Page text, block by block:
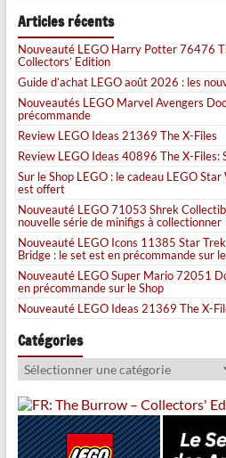
Articles récents
Nouveauté LEGO Harry Potter 76476
Collectors’ Edition
Guide d’achat LEGO août 2026 : les
Nouveautés LEGO Marvel Avengers
précommande
Review LEGO Ideas 21369 The X-Files
Review LEGO Ideas 40896 The X-Files:
Sur le Shop LEGO : le cadeau LEGO
est offert
Nouveauté LEGO 71053 Shrek
nouvelle série de minifigs à collectionner
Nouveauté LEGO Icons 11385 Star
Bridge : le set est en précommande sur
Nouveauté LEGO Super Mario 72051
en précommande sur le Shop
Nouveauté LEGO Ideas 21369 The X-
Catégories
Catégories